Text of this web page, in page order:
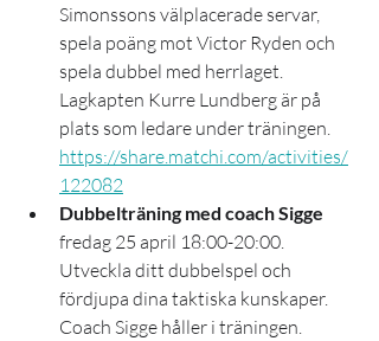
Simonssons välplacerade servar,
spela poäng mot Victor Ryden och
spela dubbel med herrlaget.
Lagkapten Kurre Lundberg är på
plats som ledare under träningen.
https://share.matchi.com/activities/
122082
Dubbelträning med coach Sigge
fredag 25 april 18:00-20:00.
Utveckla ditt dubbelspel och
fördjupa dina taktiska kunskaper.
Coach Sigge håller i träningen.